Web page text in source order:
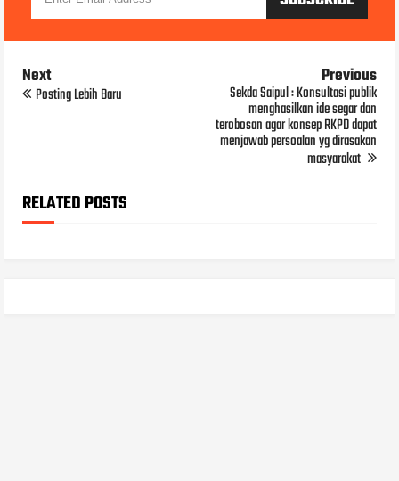
Next
Posting Lebih Baru
Previous
Sekda Saipul : Konsultasi publik
menghasilkan ide segar dan
terobosan agar konsep RKPD dapat
menjawab persoalan yg dirasakan
masyarakat
RELATED POSTS